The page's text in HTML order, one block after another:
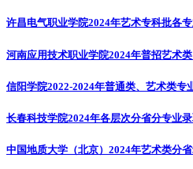
许昌电气职业学院2024年艺术专科批各
河南应用技术职业学院2024年普招艺术
信阳学院2022-2024年普通类、艺术类专
长春科技学院2024年各层次分省分专业录
中国地质大学（北京）2024年艺术类分